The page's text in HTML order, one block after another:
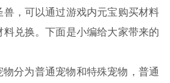
，可以通过游戏内元宝购买材料
兑换。下面是小编给大家带来的
物分为普通宠物和特殊宠物，普通